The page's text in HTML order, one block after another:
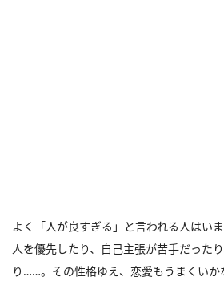
よく「人が良すぎる」と言われる人はい
人を優先したり、自己主張が苦手だった
り……。その性格ゆえ、恋愛もうまくい